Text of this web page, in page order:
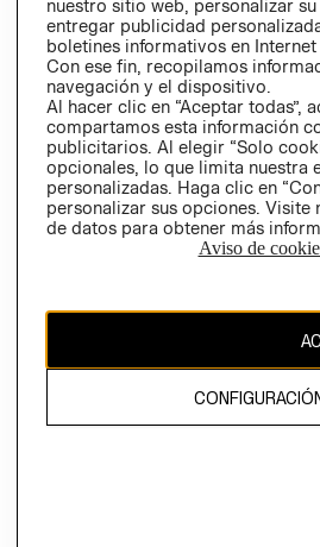
Colombia ($)
CAMBIAR REGIÓN
El contenido de esta página web está
propiedad de H&M Hennes & Mauritz AB.
nuestro sitio web, personalizar
entregar publicidad
boletines informativos en
Con ese fin, recopilamos
navegación y el dispositivo.
Al hacer clic en “Aceptar todas”,
compartamos esta información
publicitarios. Al elegir “Solo
opcionales, lo que limita nuestra
personalizadas. Haga clic en
personalizar sus opciones.
de datos para obtener más
Aviso de